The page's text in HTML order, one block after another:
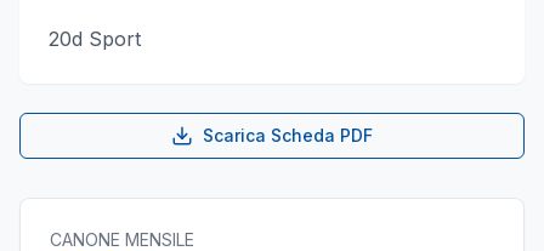
20d Sport
Scarica Scheda PDF
CANONE MENSILE